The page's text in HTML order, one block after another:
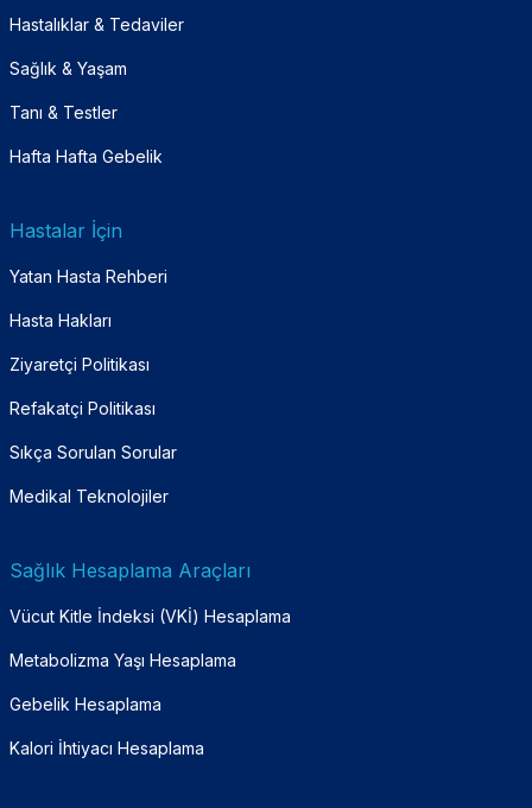
Hastalıklar & Tedaviler
Sağlık & Yaşam
Tanı & Testler
Hafta Hafta Gebelik
Hastalar İçin
Yatan Hasta Rehberi
Hasta Hakları
Ziyaretçi Politikası
Refakatçi Politikası
Sıkça Sorulan Sorular
Medikal Teknolojiler
Sağlık Hesaplama Araçları
Vücut Kitle İndeksi (VKİ) Hesaplama
Metabolizma Yaşı Hesaplama
Gebelik Hesaplama
Kalori İhtiyacı Hesaplama